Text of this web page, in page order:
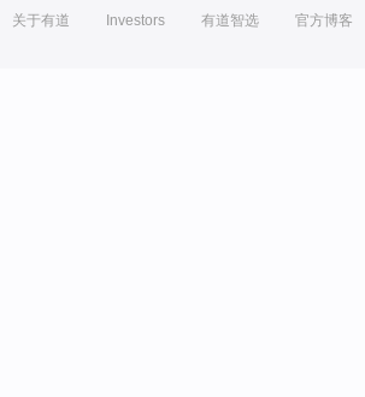
关于有道 Investors 有道智选 官方博客